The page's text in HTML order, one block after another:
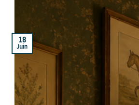
18
Juin